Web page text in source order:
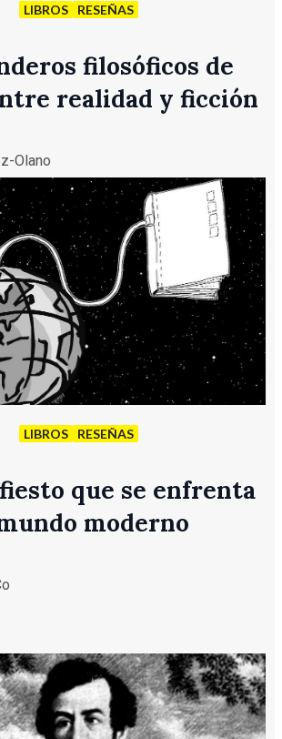
LIBROS RESEÑAS
filosóficos de
realidad y ficción
Olano
LIBROS RESEÑAS
que se enfrenta
moderno